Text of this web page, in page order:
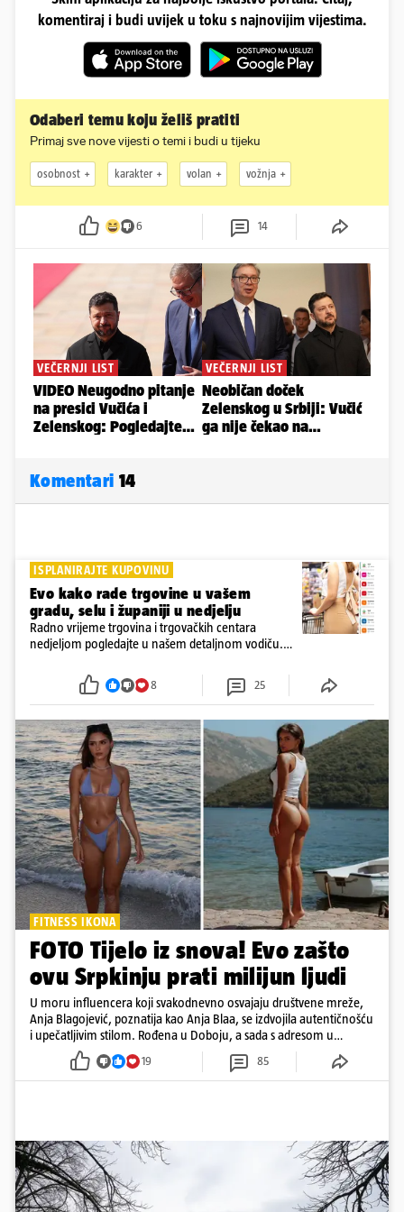
komentiraj i budi uvijek u toku s najnovijim vijestima.
Odaberi temu koju želiš pratiti
Primaj sve nove vijesti o temi i budi u tijeku
osobnost karakter volan vožnja
6 14
Komentari 14
ISPLANIRAJTE KUPOVINU
Evo kako rade trgovine u vašem
gradu, selu i županiji u nedjelju
Radno vrijeme trgovina i trgovačkih centara
nedjeljom pogledajte u našem detaljnom vodiču.
i šoping centri sami biraju koje će to nedjelje biti
8 25
FITNESS IKONA
FOTO Tijelo iz snova! Evo zašto
ovu Srpkinju prati milijun ljudi
U moru influencera koji svakodnevno osvajaju društvene mreže,
Anja Blagojević, poznatija kao Anja Blaa, se izdvojila autentičnošću
i upečatljivim stilom. Rođena u Doboju, a sada s adresom u
Dubaiju, Anja je spoj glamura, discipline i mladenačke energije
19 85